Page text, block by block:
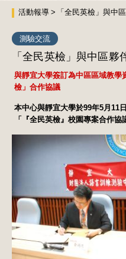
活動報導 「全民英檢」與中
測驗交流
「全民英檢」與中區夥
與靜宜大學簽訂為中區區域教學
檢」合作協議
本中心與靜宜大學於99年5月11
「『全民英檢』校園專案合作協